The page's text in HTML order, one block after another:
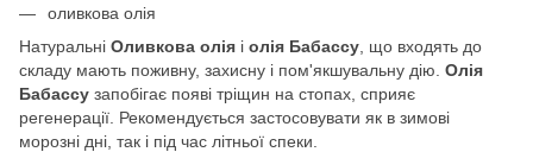
оливкова олія
Натуральні Оливкова олія і олія Бабассу , що входять до
складу мають поживну, захисну і пом'якшувальну дію. Олія
Бабассу запобігає появі тріщин на стопах, сприяє
регенерації. Рекомендується застосовувати як в зимові
морозні дні, так і під час літньої спеки.